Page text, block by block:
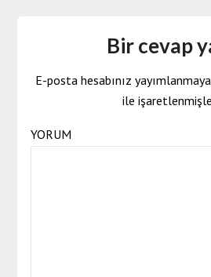
Bir cevap
E-posta hesabınız
ile
YORUM